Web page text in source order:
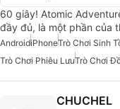
60 giây! Atomic
đầy đủ, là một phần của
AndroidiPhoneTrò Chơi Sinh
Trò Chơi Phiêu LưuTrò Chơi
CHUCHEL